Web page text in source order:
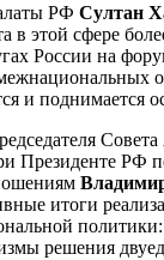
РФ Султан
в этой сфере
России на
и поднимается
Президенте РФ
итоги
решения